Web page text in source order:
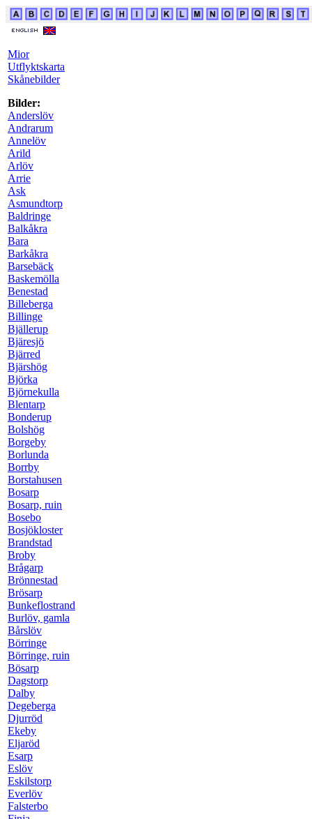
Mior
Utflyktskarta
Skånebilder
Bilder:
Anderslöv
Andrarum
Annelöv
Arild
Arlöv
Arrie
Ask
Asmundtorp
Baldringe
Balkåkra
Bara
Barkåkra
Barsebäck
Baskemölla
Benestad
Billeberga
Billinge
Bjällerup
Bjäresjö
Bjärred
Bjärshög
Björka
Björnekulla
Blentarp
Bonderup
Bolshög
Borgeby
Borlunda
Borrby
Borstahusen
Bosarp
Bosarp, ruin
Bosebo
Bosjökloster
Brandstad
Broby
Brågarp
Brönnestad
Brösarp
Bunkeflostrand
Burlöv, gamla
Bårslöv
Börringe
Börringe, ruin
Bösarp
Dagstorp
Dalby
Degeberga
Djurröd
Ekeby
Eljaröd
Esarp
Eslöv
Eskilstorp
Everlöv
Falsterbo